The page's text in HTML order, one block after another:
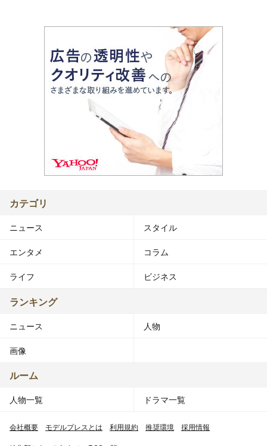
カテゴリ
ニュース スタイル
エンタメ コラム
ライフ ビジネス
ランキング
ニュース 人物
画像
ルーム
人物一覧 ドラマ一覧
会社概要 モデルプレスとは 利用規約 推奨環境 採用情報